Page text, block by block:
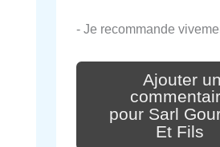
- Je recommande
Ajouter un
pour Sarl
Et Fils